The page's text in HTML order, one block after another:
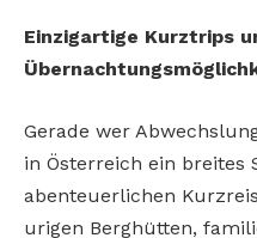
Einzigartige Kurztrips
Gerade wer
in Österreich ein breites
abenteuerlichen
urigen Berghütten,